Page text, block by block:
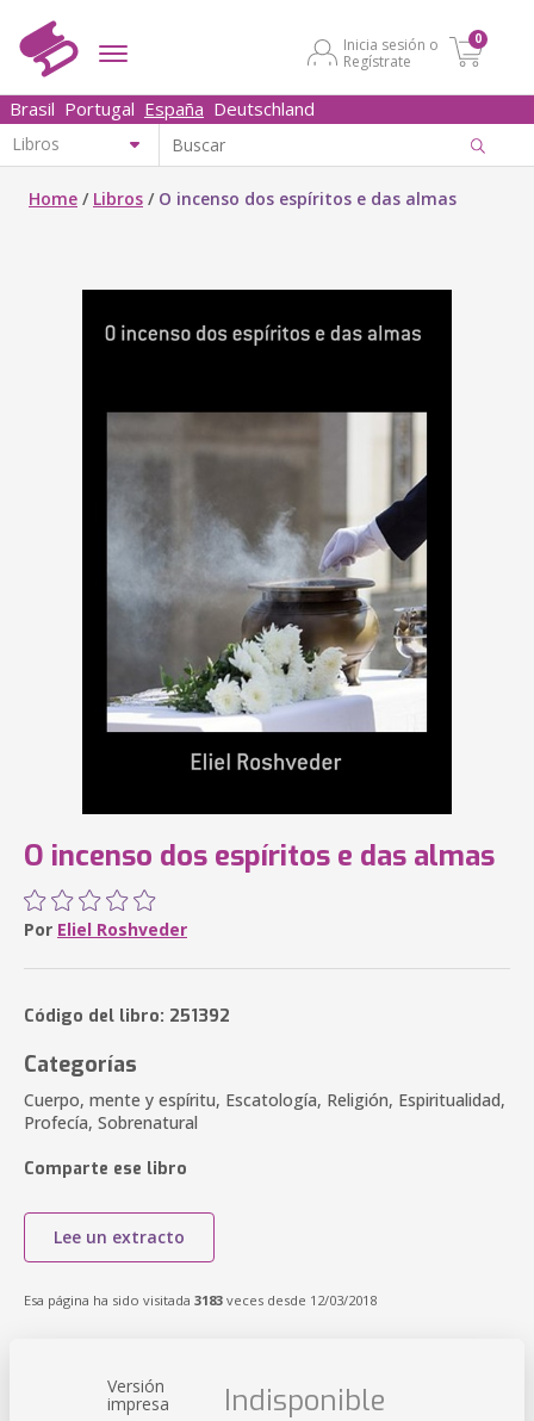
Inicia sesión o
Regístrate
0
Brasil Portugal España Deutschland
Home / Libros / O incenso dos espíritos e das almas
O incenso dos espíritos e das almas
Por Eliel Roshveder
Código del libro: 251392
Categorías
Cuerpo, mente y espíritu, Escatología, Religión, Espiritualidad,
Profecía, Sobrenatural
Comparte ese libro
Lee un extracto
Esa página ha sido visitada 3183 veces desde 12/03/2018
Versión
impresa Indisponible